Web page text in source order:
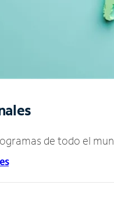
de todo el